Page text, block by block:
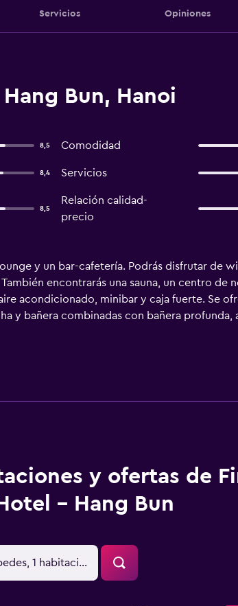
Servicios Opiniones
Bun, Hanoi
8,5 Comodidad
8,4 Servicios
8,5
Relación calidad-
precio
y un bar-cafetería. Podrás disfrutar de
encontrarás una sauna, un centro de
acondicionado, minibar y caja fuerte. Se
y bañera combinadas con bañera profunda,
Entre las comodidades especialmente
Las habitaciones también incluyen
y ofertas de
- Hang Bun
1 habitación